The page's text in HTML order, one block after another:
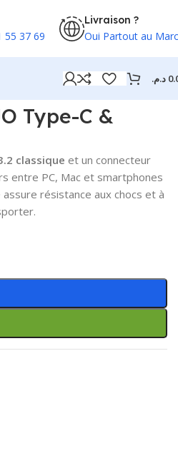
55 37 69
Livraison ?
Oui Partout au
د.م.
Type-C &
classique et un connecteur
entre PC, Mac et smartphones
résistance aux chocs et à